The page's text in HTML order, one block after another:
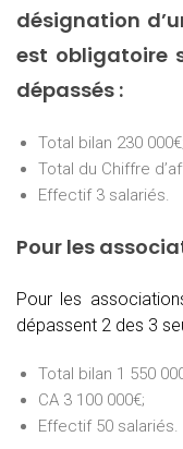
désignation
est obligatoire
dépassés :
Total bilan 230 000€;
Total du Chiffre
Effectif 3 salariés.
Pour les
Pour les
dépassent 2 des 3
Total bilan 1 550
CA 3 100 000€;
Effectif 50 salariés.